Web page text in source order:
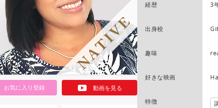
お気に入り登録 動画を見る
経歴 3
出身校
趣味
好きな映画
特徴